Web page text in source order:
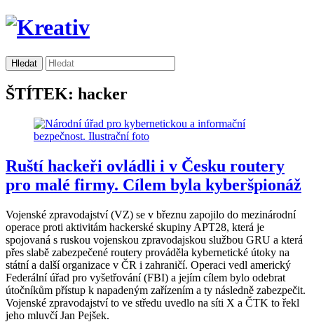
ŠTÍTEK: hacker
Ruští hackeři ovládli i v Česku routery
pro malé firmy. Cílem byla kyberšpionáž
Vojenské zpravodajství (VZ) se v březnu zapojilo do mezinárodní
operace proti aktivitám hackerské skupiny APT28, která je
spojovaná s ruskou vojenskou zpravodajskou službou GRU a která
přes slabě zabezpečené routery prováděla kybernetické útoky na
státní a další organizace v ČR i zahraničí. Operaci vedl americký
Federální úřad pro vyšetřování (FBI) a jejím cílem bylo odebrat
útočníkům přístup k napadeným zařízením a ty následně zabezpečit.
Vojenské zpravodajství to ve středu uvedlo na síti X a ČTK to řekl
jeho mluvčí Jan Pejšek.